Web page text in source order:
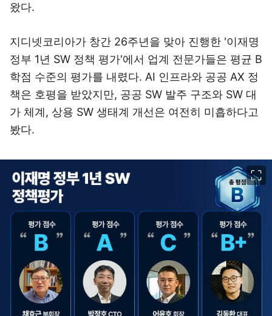
왔다.
지디넷코리아가 창간 26주년을 맞아 진행한 '이재명
정부 1년 SW 정책 평가'에서 업계 전문가들은 평균 B
학점 수준의 평가를 내렸다. AI 인프라와 공공 AX 정
책은 호평을 받았지만, 공공 SW 발주 구조와 SW 대
가 체계, 상용 SW 생태계 개선은 여전히 미흡하다고
봤다.